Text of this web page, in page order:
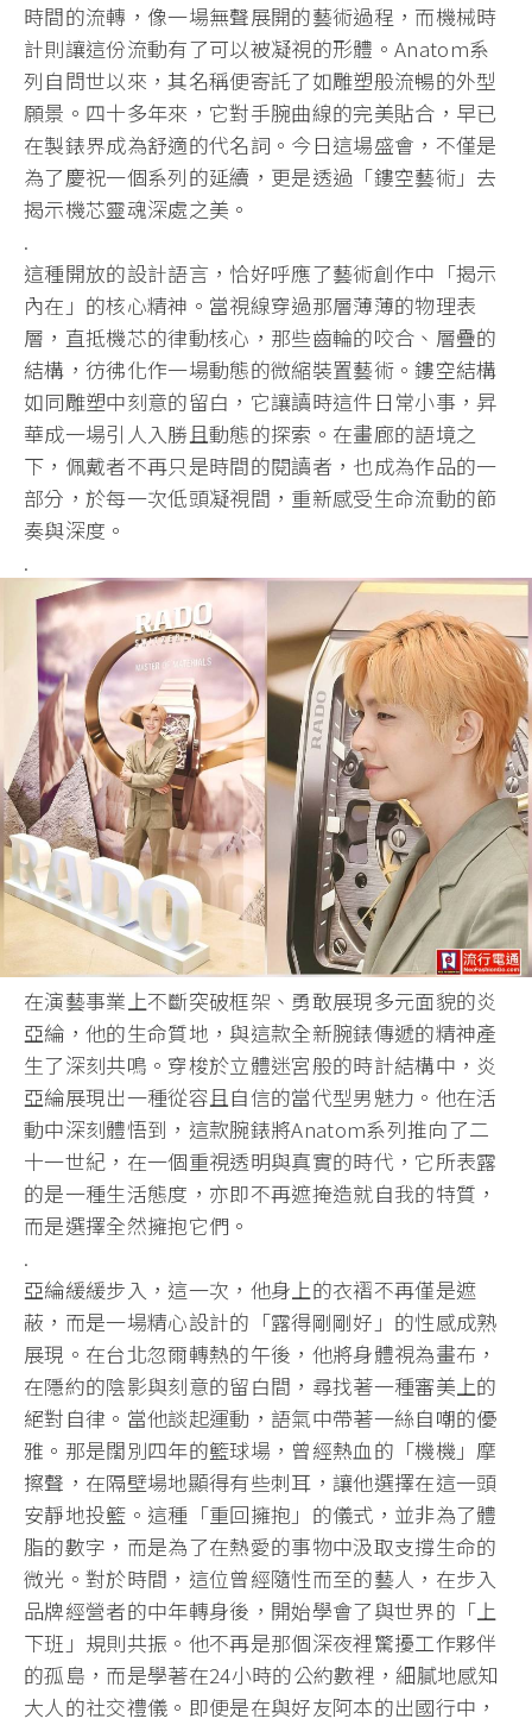
時間的流轉，像一場無聲展開的藝術過程，而機械時
計則讓這份流動有了可以被凝視的形體。Anatom系
列自問世以來，其名稱便寄託了如雕塑般流暢的外型
願景。四十多年來，它對手腕曲線的完美貼合，早已
在製錶界成為舒適的代名詞。今日這場盛會，不僅是
為了慶祝一個系列的延續，更是透過「鏤空藝術」去
揭示機芯靈魂深處之美。
.
這種開放的設計語言，恰好呼應了藝術創作中「揭示
內在」的核心精神。當視線穿過那層薄薄的物理表
層，直抵機芯的律動核心，那些齒輪的咬合、層疊的
結構，彷彿化作一場動態的微縮裝置藝術。鏤空結構
如同雕塑中刻意的留白，它讓讀時這件日常小事，昇
華成一場引人入勝且動態的探索。在畫廊的語境之
下，佩戴者不再只是時間的閱讀者，也成為作品的一
部分，於每一次低頭凝視間，重新感受生命流動的節
奏與深度。
.
在演藝事業上不斷突破框架、勇敢展現多元面貌的炎
亞綸，他的生命質地，與這款全新腕錶傳遞的精神產
生了深刻共鳴。穿梭於立體迷宮般的時計結構中，炎
亞綸展現出一種從容且自信的當代型男魅力。他在活
動中深刻體悟到，這款腕錶將Anatom系列推向了二
十一世紀，在一個重視透明與真實的時代，它所表露
的是一種生活態度，亦即不再遮掩造就自我的特質，
而是選擇全然擁抱它們。
.
亞綸緩緩步入，這一次，他身上的衣褶不再僅是遮
蔽，而是一場精心設計的「露得剛剛好」的性感成熟
展現。在台北忽爾轉熱的午後，他將身體視為畫布，
在隱約的陰影與刻意的留白間，尋找著一種審美上的
絕對自律。當他談起運動，語氣中帶著一絲自嘲的優
雅。那是闊別四年的籃球場，曾經熱血的「機機」摩
擦聲，在隔壁場地顯得有些刺耳，讓他選擇在這一頭
安靜地投籃。這種「重回擁抱」的儀式，並非為了體
脂的數字，而是為了在熱愛的事物中汲取支撐生命的
微光。對於時間，這位曾經隨性而至的藝人，在步入
品牌經營者的中年轉身後，開始學會了與世界的「上
下班」規則共振。他不再是那個深夜裡驚擾工作夥伴
的孤島，而是學著在24小時的公約數裡，細膩地感知
大人的社交禮儀。即便是在與好友阿本的出國行中，